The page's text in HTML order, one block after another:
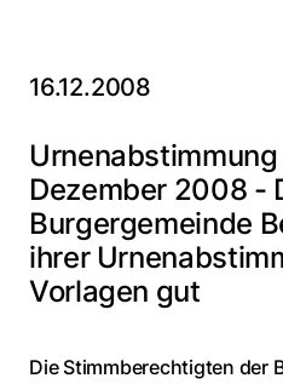
16.12.2008
Urnenabstimmung
Dezember 2008 -
Burgergemeinde
ihrer
Vorlagen gut
Die Stimmberechtigten der